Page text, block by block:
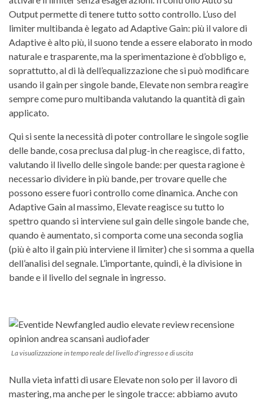
Output permette di tenere tutto sotto controllo. L’uso del
limiter multibanda è legato ad Adaptive Gain: più il valore di
Adaptive è alto più, il suono tende a essere elaborato in modo
naturale e trasparente, ma la sperimentazione è d’obbligo e,
soprattutto, al di là dell’equalizzazione che si può modificare
usando il gain per singole bande, Elevate non sembra reagire
sempre come puro multibanda valutando la quantità di gain
applicato.
Qui si sente la necessità di poter controllare le singole soglie
delle bande, cosa preclusa dal plug-in che reagisce, di fatto,
valutando il livello delle singole bande: per questa ragione è
necessario dividere in più bande, per trovare quelle che
possono essere fuori controllo come dinamica. Anche con
Adaptive Gain al massimo, Elevate reagisce su tutto lo
spettro quando si interviene sul gain delle singole bande che,
quando è aumentato, si comporta come una seconda soglia
(più è alto il gain più interviene il limiter) che si somma a quella
dell’analisi del segnale. L’importante, quindi, è la divisione in
bande e il livello del segnale in ingresso.
La visualizzazione in tempo reale del livello d'ingresso e di uscita
Nulla vieta infatti di usare Elevate non solo per il lavoro di
mastering, ma anche per le singole tracce: abbiamo avuto